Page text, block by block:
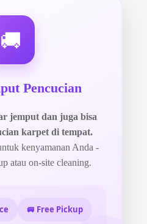
🚚
Pencucian
jemput dan juga bisa
karpet di tempat.
kenyamanan Anda -
atau on-site cleaning.
🚐 Free Pickup